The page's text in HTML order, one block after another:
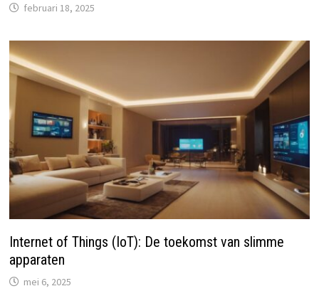
februari 18, 2025
Internet of Things (IoT): De toekomst van slimme
apparaten
mei 6, 2025